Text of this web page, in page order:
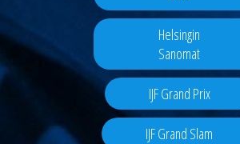
Helsingin
Sanomat
IJF Grand Prix
IJF Grand Slam